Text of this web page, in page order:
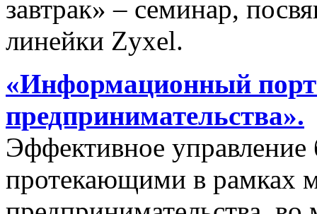
завтрак» – семинар,
линейки Zyxel.
«Информационный
предпринимательства».
Эффективное управление
протекающими в рамках